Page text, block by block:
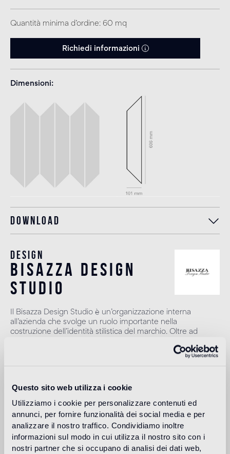
Questo sito web utilizza i cookie
Utilizziamo i cookie per personalizzare contenuti ed
annunci, per fornire funzionalità dei social media e per
analizzare il nostro traffico. Condividiamo inoltre
informazioni sul modo in cui utilizza il nostro sito con i
nostri partner che si occupano di analisi dei dati web,
Quantità minima d’ordine: 60 mq
Richiedi informazioni
Dimensioni
Download
Design
bisazza design
studio
Il Bisazza Design Studio è un’organizzazione interna
all’azienda che svolge un ruolo importante nella
costruzione dell’identità stilistica del marchio. Oltre ad
contribuisce ad ampliare l'offerta con proposte decorative
Destinazione d'uso
Pavimento interno